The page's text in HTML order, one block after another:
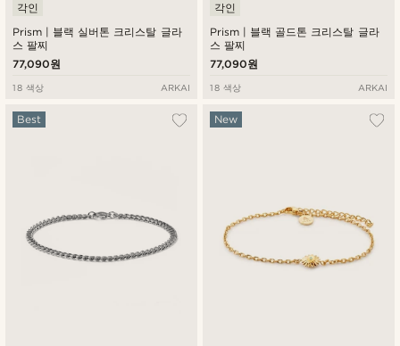
Prism | 블랙 실버톤 크리스탈 글라
스 팔찌
각인
77,090원
18 색상 ARKAI
Prism | 블랙 골드톤 크리스탈 글라
스 팔찌
각인
77,090원
18 색상 ARKAI
Best New